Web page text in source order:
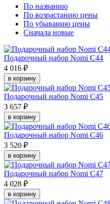
По названию
По возрастанию цены
По убыванию цены
Сначала новые
Подарочный набор Nomi C44
4 016 ₽
в корзину
Подарочный набор Nomi C45
3 657 ₽
в корзину
Подарочный набор Nomi C46
3 520 ₽
в корзину
Подарочный набор Nomi C47
4 028 ₽
в корзину